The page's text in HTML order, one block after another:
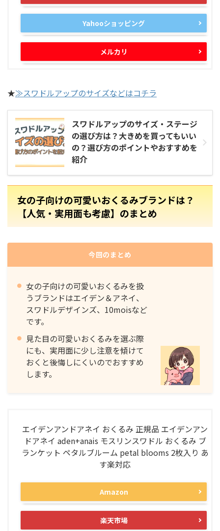
Yahooショッピング
メルカリ
★≫スワドルアップのサイズなどはコチラ
スワドルアップのサイズ・ステージ
の選び方は？大きめを買ってもいい
の？選び方のポイントやおすすめを
紹介
女の子向けの可愛いおくるみブランドは？
【人気・実用面も考慮】のまとめ
今回のまとめ
女の子向けの可愛いおくるみを扱
うブランドはエイデン＆アネイ、
スワドルデザインズ、10moisなど
です。
見た目の可愛いおくるみを選ぶ際
にも、実用面に少し注意を傾けて
おくと後悔しにくいのでおすすめ
します。
エイデンアンドアネイ おくるみ 正規品 エイデンアン
ドアネイ aden+anais モスリンスワドル おくるみ ブ
ランケット ペタルブルーム petal blooms 2枚入り あ
す楽対応
Amazon
楽天市場